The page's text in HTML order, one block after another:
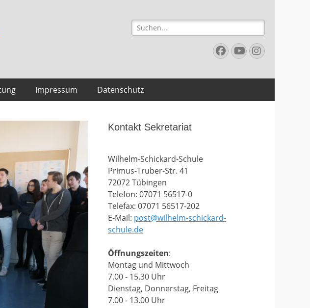
Suchen
nach:
Facebook
YouTube
Impressum Datenschutz
Kontakt Sekretariat
Wilhelm-Schickard-Schule
Primus-Truber-Str. 41
72072 Tübingen
Telefon: 07071 56517-0
Telefax: 07071 56517-202
E-Mail: post@wilhelm-schickard-
schule.de
Öffnungszeiten:
Montag und Mittwoch
7.00 - 15.30 Uhr
Dienstag, Donnerstag, Freitag
7.00 - 13.00 Uhr